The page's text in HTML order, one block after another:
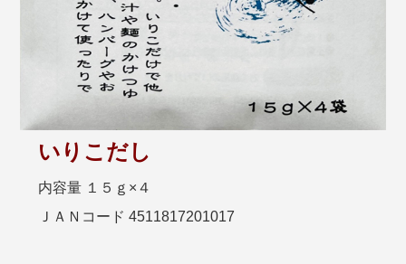
いりこだし
内容量 １５ｇ×４
ＪＡＮコード 4511817201017